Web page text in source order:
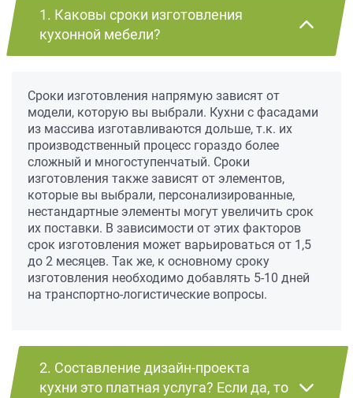
1. Каковы сроки изготовления
кухонной мебели?
Сроки изготовления напрямую зависят от
модели, которую вы выбрали. Кухни с фасадами
из массива изготавливаются дольше, т.к. их
производственный процесс гораздо более
сложный и многоступенчатый. Сроки
изготовления также зависят от элементов,
которые вы выбрали, персонализированные,
нестандартные элементы могут увеличить срок
их поставки. В зависимости от этих факторов
срок изготовления может варьироваться от 1,5
до 2 месяцев. Так же, к основному сроку
изготовления необходимо добавлять 5-10 дней
на транспортно-логистические вопросы.
2. Составление дизайн-проекта
кухни это платная услуга? Если да, то